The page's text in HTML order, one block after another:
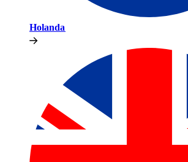
Holanda​​